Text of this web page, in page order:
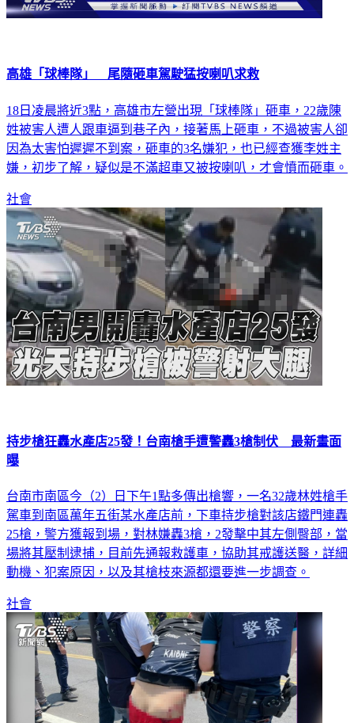
高雄「球棒隊」 尾隨砸車駕駛猛按喇叭求救
18日凌晨將近3點，高雄市左營出現「球棒隊」砸車，22歲陳
姓被害人遭人跟車逼到巷子內，接著馬上砸車，不過被害人卻
因為太害怕遲遲不到案，砸車的3名嫌犯，也已經查獲李姓主
嫌，初步了解，疑似是不滿超車又被按喇叭，才會憤而砸車。
社會
持步槍狂轟水產店25發！台南槍手遭警轟3槍制伏 最新畫面
曝
台南市南區今（2）日下午1點多傳出槍響，一名32歲林姓槍手
駕車到南區萬年五街某水產店前，下車持步槍對該店鐵門連轟
25槍，警方獲報到場，對林嫌轟3槍，2發擊中其左側臀部，當
場將其壓制逮捕，目前先通報救護車，協助其戒護送醫，詳細
動機、犯案原因，以及其槍枝來源都還要進一步調查。
社會